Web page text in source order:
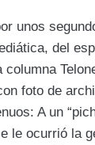
unos
del
columna
foto de
A un
le ocurrió la